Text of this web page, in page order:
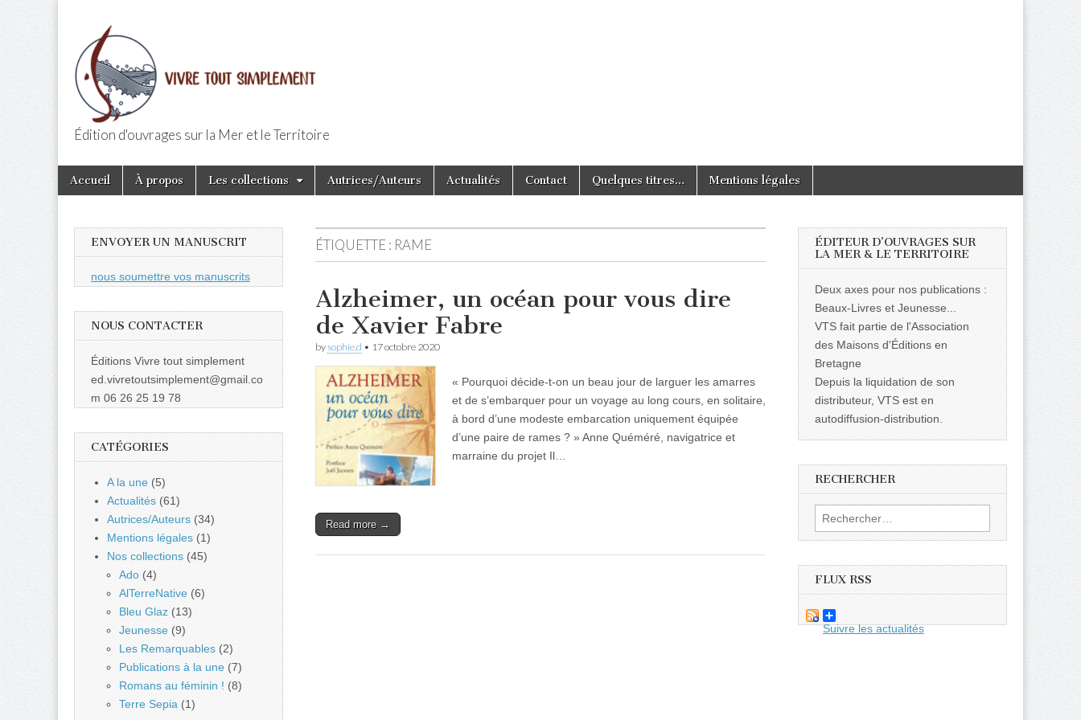
Editions Vivre Tout Simplement
Édition d'ouvrages sur la Mer et le Territoire
Main
menu
Skip
Accueil À propos Les collections Autrices/Auteurs Actualités Contact Quelques titres… Mentions légales
ÉTIQUETTE : RAME
Alzheimer, un océan pour vous dire
de Xavier Fabre
bysophie.d • 17 octobre 2020
« Pourquoi décide-t-on un beau jour de larguer les amarres
et de s’embarquer pour un voyage au long cours, en solitaire,
à bord d’une modeste embarcation uniquement équipée
d’une paire de rames ? » Anne Quéméré, navigatrice et
marraine du projet Il…
Read more →
ENVOYER UN MANUSCRIT
nous soumettre vos manuscrits
NOUS CONTACTER
Éditions Vivre tout simplement
ed.vivretoutsimplement@gmail.co
m 06 26 25 19 78
CATÉGORIES
A la une (5)
Actualités (61)
Autrices/Auteurs (34)
Mentions légales (1)
Nos collections (45)
Ado (4)
AlTerreNative (6)
Bleu Glaz (13)
Jeunesse (9)
Les Remarquables (2)
Publications à la une (7)
Romans au féminin ! (8)
Terre Sepia (1)
ÉDITEUR D’OUVRAGES SUR
LA MER & LE TERRITOIRE
Deux axes pour nos publications :
Beaux-Livres et Jeunesse...
VTS fait partie de l'Association
des Maisons d'Éditions en
Bretagne
Depuis la liquidation de son
distributeur, VTS est en
autodiffusion-distribution.
RECHERCHER
Rechercher :
FLUX RSS
Suivre les actualités